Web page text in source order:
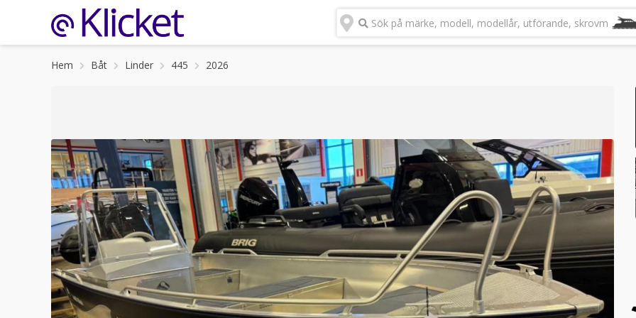
Sök på märke, modell, modellår, utförande, skrovmaterial
Hem Båt Linder 445 2026